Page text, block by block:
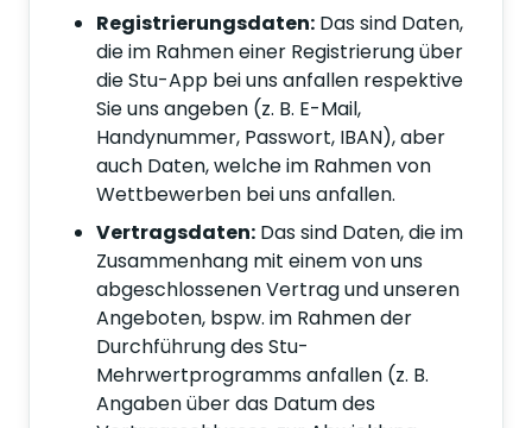
Registrierungsdaten: Das sind Daten,
die im Rahmen einer Registrierung über
die Stu-App bei uns anfallen respektive
Sie uns angeben (z. B. E-Mail,
Handynummer, Passwort, IBAN), aber
auch Daten, welche im Rahmen von
Wettbewerben bei uns anfallen.
Vertragsdaten: Das sind Daten, die im
Zusammenhang mit einem von uns
abgeschlossenen Vertrag und unseren
Angeboten, bspw. im Rahmen der
Durchführung des Stu-
Mehrwertprogramms anfallen (z. B.
Angaben über das Datum des